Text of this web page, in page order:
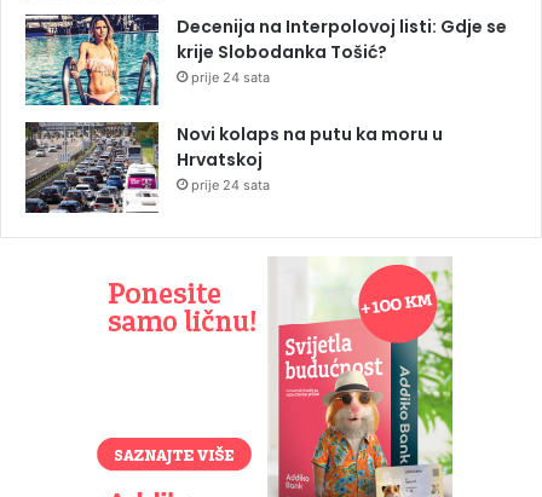
Decenija na Interpolovoj listi: Gdje se
krije Slobodanka Tošić?
prije 24 sata
Novi kolaps na putu ka moru u
Hrvatskoj
prije 24 sata